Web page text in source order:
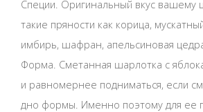
Специи. Оригинальный вкус вашему
такие пряности как корица,
имбирь, шафран, апельсиновая
Форма. Сметанная шарлотка с
и равномернее подниматься, если
дно формы. Именно поэтому для ее